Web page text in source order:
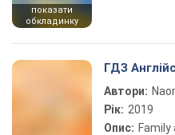
показати
обкладинку
ГДЗ
Автори:
Рік: 2019
Опис: Family